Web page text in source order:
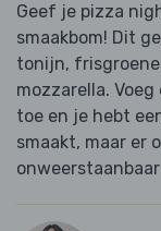
Geef je pizza
smaakbom! Dit
tonijn,
mozzarella.
toe en je hebt
smaakt, maar er